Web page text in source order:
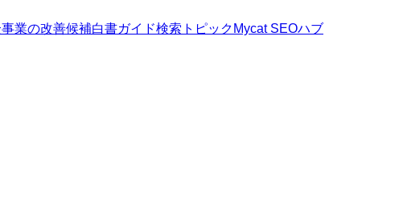
業の改善候補白書ガイド検索トピック Mycat SEOハブ